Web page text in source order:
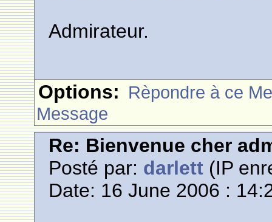
Admirateur.
Options: Rèpondre à ce
Message
Re: Bienvenue cher
Posté par: darlett (IP
Date: 16 June 2006 :